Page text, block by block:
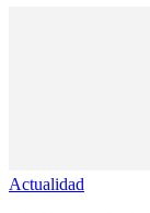
Actualidad